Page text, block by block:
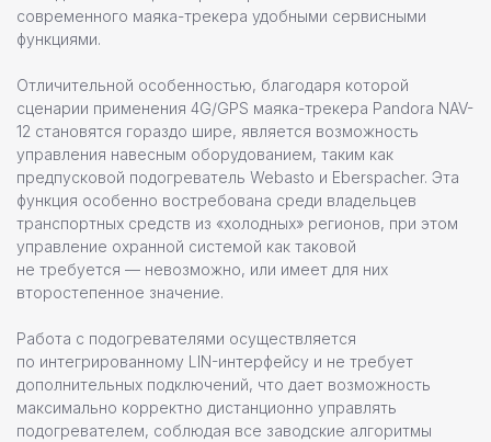
современного маяка-трекера удобными сервисными
функциями.
Отличительной особенностью, благодаря которой
сценарии применения 4G/GPS маяка-трекера Pandora NAV-
12 становятся гораздо шире, является возможность
управления навесным оборудованием, таким как
предпусковой подогреватель Webasto и Eberspacher. Эта
функция особенно востребована среди владельцев
транспортных средств из «холодных» регионов, при этом
управление охранной системой как таковой
не требуется — невозможно, или имеет для них
второстепенное значение.
Работа с подогревателями осуществляется
по интегрированному LIN-интерфейсу и не требует
дополнительных подключений, что дает возможность
максимально корректно дистанционно управлять
подогревателем, соблюдая все заводские алгоритмы